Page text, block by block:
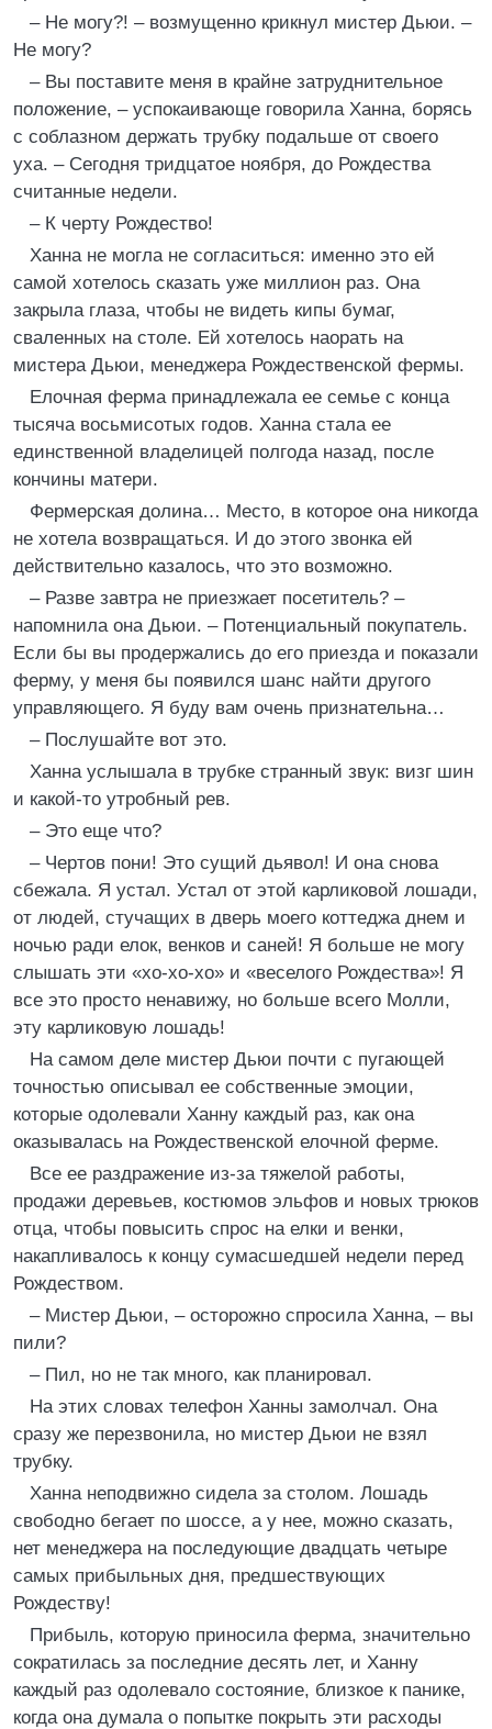
– Не могу?! – возмущенно крикнул мистер Дьюи. –
Не могу?
– Вы поставите меня в крайне затруднительное
положение, – успокаивающе говорила Ханна, борясь
с соблазном держать трубку подальше от своего
уха. – Сегодня тридцатое ноября, до Рождества
считанные недели.
– К черту Рождество!
Ханна не могла не согласиться: именно это ей
самой хотелось сказать уже миллион раз. Она
закрыла глаза, чтобы не видеть кипы бумаг,
сваленных на столе. Ей хотелось наорать на
мистера Дьюи, менеджера Рождественской фермы.
Елочная ферма принадлежала ее семье с конца
тысяча восьмисотых годов. Ханна стала ее
единственной владелицей полгода назад, после
кончины матери.
Фермерская долина… Место, в которое она никогда
не хотела возвращаться. И до этого звонка ей
действительно казалось, что это возможно.
– Разве завтра не приезжает посетитель? –
напомнила она Дьюи. – Потенциальный покупатель.
Если бы вы продержались до его приезда и показали
ферму, у меня бы появился шанс найти другого
управляющего. Я буду вам очень признательна…
– Послушайте вот это.
Ханна услышала в трубке странный звук: визг шин
и какой-то утробный рев.
– Это еще что?
– Чертов пони! Это сущий дьявол! И она снова
сбежала. Я устал. Устал от этой карликовой лошади,
от людей, стучащих в дверь моего коттеджа днем и
ночью ради елок, венков и саней! Я больше не могу
слышать эти «хо-хо-хо» и «веселого Рождества»! Я
все это просто ненавижу, но больше всего Молли,
эту карликовую лошадь!
На самом деле мистер Дьюи почти с пугающей
точностью описывал ее собственные эмоции,
которые одолевали Ханну каждый раз, как она
оказывалась на Рождественской елочной ферме.
Все ее раздражение из-за тяжелой работы,
продажи деревьев, костюмов эльфов и новых трюков
отца, чтобы повысить спрос на елки и венки,
накапливалось к концу сумасшедшей недели перед
Рождеством.
– Мистер Дьюи, – осторожно спросила Ханна, – вы
пили?
– Пил, но не так много, как планировал.
На этих словах телефон Ханны замолчал. Она
сразу же перезвонила, но мистер Дьюи не взял
трубку.
Ханна неподвижно сидела за столом. Лошадь
свободно бегает по шоссе, а у нее, можно сказать,
нет менеджера на последующие двадцать четыре
самых прибыльных дня, предшествующих
Рождеству!
Прибыль, которую приносила ферма, значительно
сократилась за последние десять лет, и Ханну
каждый раз одолевало состояние, близкое к панике,
когда она думала о попытке покрыть эти расходы